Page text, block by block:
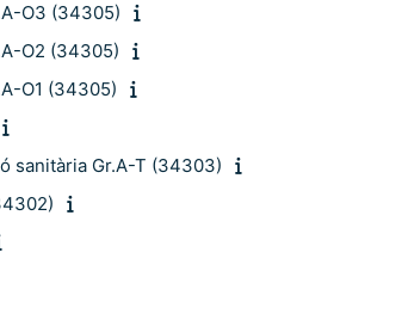
O3 (34305)
O2 (34305)
O1 (34305)
sanitària Gr.A-T (34303)